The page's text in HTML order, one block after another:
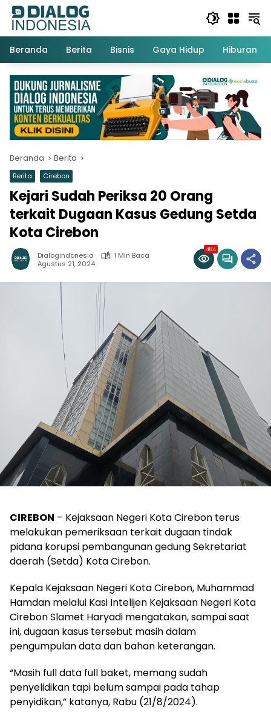
Langsung
konten
Beranda
Berita Bisnis Gaya Hidup Hiburan
Beranda Berita
Berita Cirebon
Kejari Sudah Periksa 20 Orang
terkait Dugaan Kasus Gedung Setda
Kota Cirebon
Dialogindonesia
1 Min Baca
Agustus 21, 2024
484
CIREBON – Kejaksaan Negeri Kota Cirebon terus
melakukan pemeriksaan terkait dugaan tindak
pidana korupsi pembangunan gedung Sekretariat
daerah (Setda) Kota Cirebon.
Kepala Kejaksaan Negeri Kota Cirebon, Muhammad
Hamdan melalui Kasi Intelijen Kejaksaan Negeri Kota
Cirebon Slamet Haryadi mengatakan, sampai saat
ini, dugaan kasus tersebut masih dalam
pengumpulan data dan bahan keterangan.
“Masih full data full baket, memang sudah
penyelidikan tapi belum sampai pada tahap
penyidikan,” katanya, Rabu (21/8/2024).